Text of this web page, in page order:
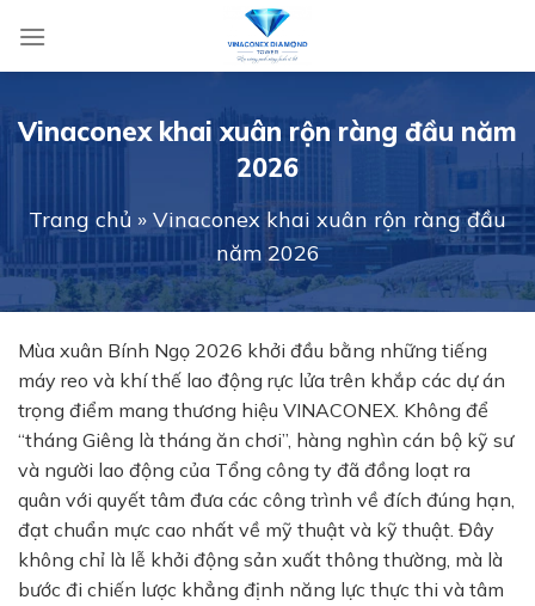
content
Vinaconex khai xuân rộn ràng đầu năm
2026
Trang chủ » Vinaconex khai xuân rộn ràng đầu
năm 2026
Mùa xuân Bính Ngọ 2026 khởi đầu bằng những tiếng
máy reo và khí thế lao động rực lửa trên khắp các dự án
trọng điểm mang thương hiệu VINACONEX. Không để
“tháng Giêng là tháng ăn chơi”, hàng nghìn cán bộ kỹ sư
và người lao động của Tổng công ty đã đồng loạt ra
quân với quyết tâm đưa các công trình về đích đúng hạn,
đạt chuẩn mực cao nhất về mỹ thuật và kỹ thuật. Đây
không chỉ là lễ khởi động sản xuất thông thường, mà là
bước đi chiến lược khẳng định năng lực thực thi và tâm